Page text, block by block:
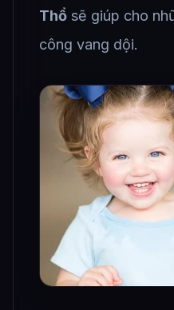
Thổ sẽ giúp cho
công vang dội.